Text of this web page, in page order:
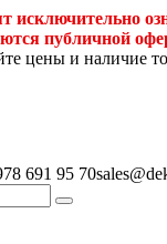
исключительно
публичной
цены и наличие
691 95 70